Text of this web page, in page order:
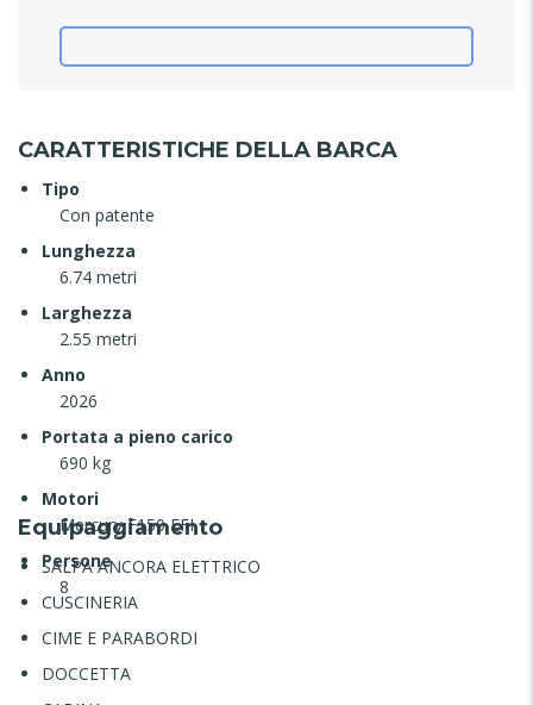
CARATTERISTICHE DELLA BARCA
Tipo
Con patente
Lunghezza
6.74 metri
Larghezza
2.55 metri
Anno
2026
Portata a pieno carico
690 kg
Motori
Mercury F150 EFI
Persone
8
Equipaggiamento
SALPA ANCORA ELETTRICO
CUSCINERIA
CIME E PARABORDI
DOCCETTA